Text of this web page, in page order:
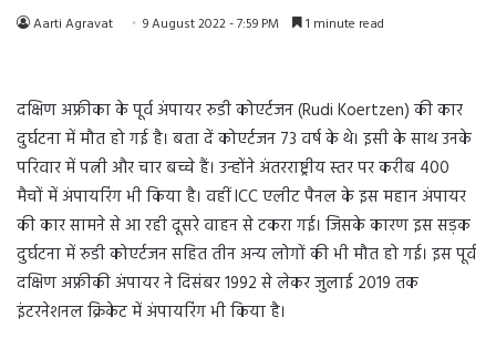
Aarti Agravat 9 August 2022 - 7:59 PM 1 minute read
दक्षिण अफ्रीका के पूर्व अंपायर रुडी कोएर्टजन (Rudi Koertzen) की कार
दुर्घटना में मौत हो गई है। बता दें कोएर्टजन 73 वर्ष के थे। इसी के साथ उनके
परिवार में पत्नी और चार बच्चे हैं। उन्होंने अंतरराष्ट्रीय स्तर पर करीब 400
मैचों में अंपायरिंग भी किया है। वहीं ICC एलीट पैनल के इस महान अंपायर
की कार सामने से आ रही दूसरे वाहन से टकरा गई। जिसके कारण इस सड़क
दुर्घटना में रुडी कोएर्टजन सहित तीन अन्य लोगों की भी मौत हो गई। इस पूर्व
दक्षिण अफ्रीकी अंपायर ने दिसंबर 1992 से लेकर जुलाई 2019 तक
इंटरनेशनल क्रिकेट में अंपायरिंग भी किया है।